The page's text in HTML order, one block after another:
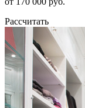
Рассчитать